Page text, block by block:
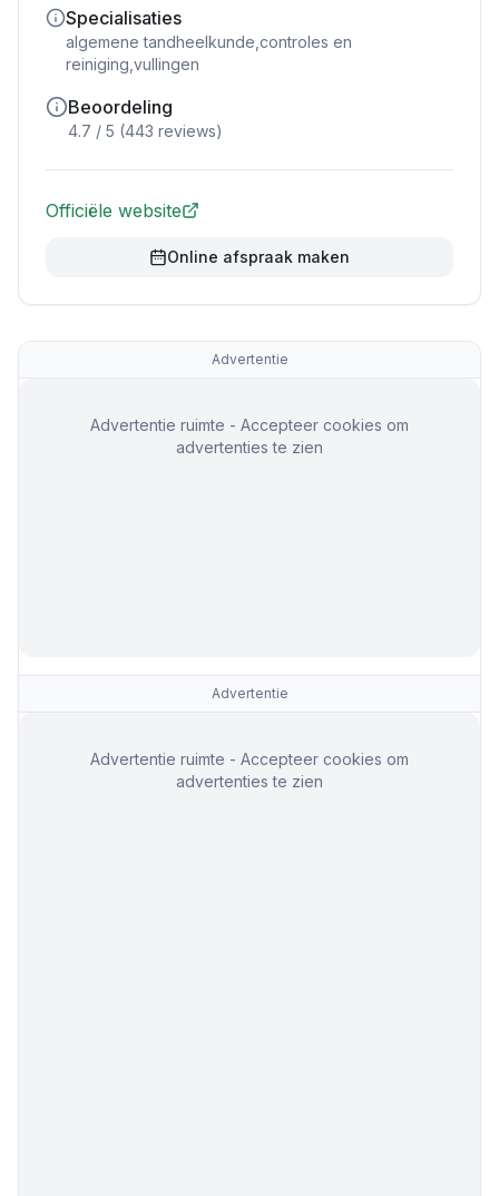
Specialisaties
algemene tandheelkunde,controles en
reiniging,vullingen
Beoordeling
4.7 / 5 (443 reviews)
Officiële website
Online afspraak maken
Advertentie
Advertentie ruimte - Accepteer cookies om
advertenties te zien
Advertentie
Advertentie ruimte - Accepteer cookies om
advertenties te zien